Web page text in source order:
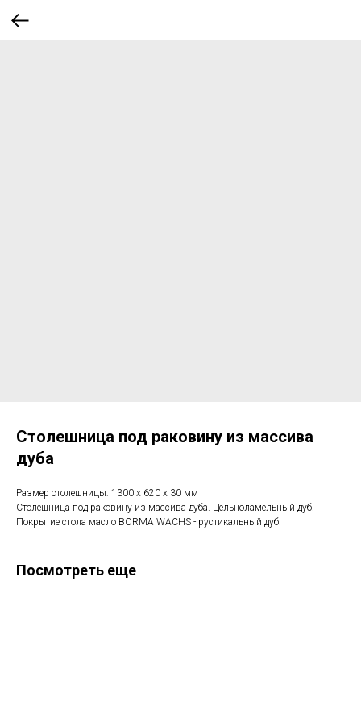
Столешница под раковину из массива
дуба
Размер столешницы: 1300 х 620 х 30 мм
Столешница под раковину из массива дуба. Цельноламельный дуб.
Покрытие стола масло BORMA WACHS - рустикальный дуб.
Посмотреть еще